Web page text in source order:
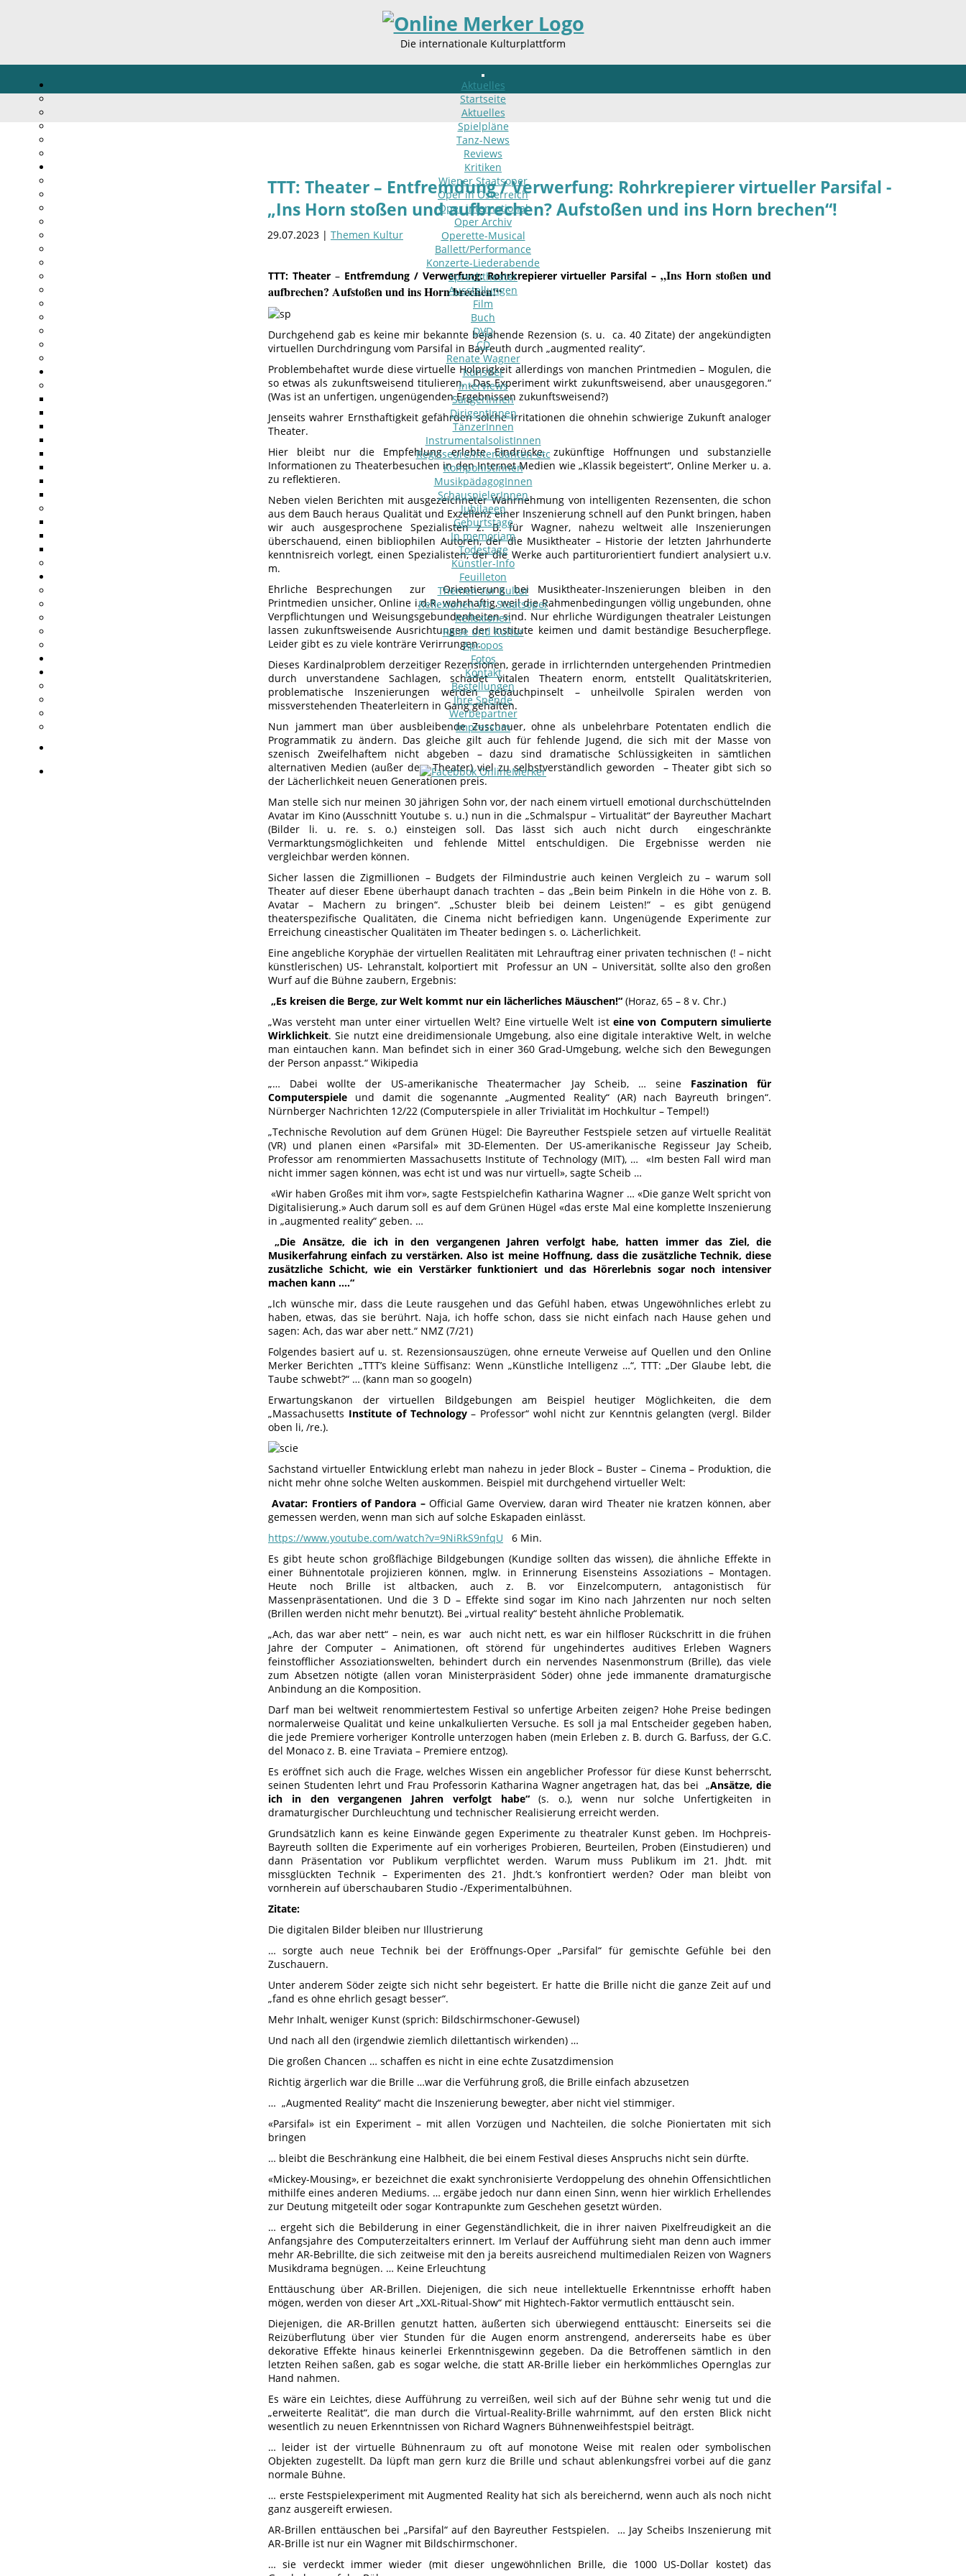
Die internationale Kulturplattform
Aktuelles
Startseite
Aktuelles
Spielpläne
Tanz-News
Reviews
Kritiken
Wiener Staatsoper
Oper in Österreich
Oper international
Oper Archiv
Operette-Musical
Ballett/Performance
Konzerte-Liederabende
Sprechtheater
Ausstellungen
Film
Buch
DVD
CD
Renate Wagner
Künstler
Interviews
SängerInnen
DirigentInnen
TänzerInnen
InstrumentalsolistInnen
Regisseure/Intendanten-etc
KomponistInnen
MusikpädagogInnen
SchauspielerInnen
Jubilaeen
Geburtstage
In memoriam
Todestage
Künstler-Info
Feuilleton
Themen zur Kultur
Reflexionen Wr. Staatsoper
Reflexionen
Reise und Kultur
Apropos
Fotos
Kontakt
Bestellungen
Ihre Spende
Werbepartner
Impressum
TTT: Theater – Entfremdung / Verwerfung: Rohrkrepierer virtueller Parsifal -
„Ins Horn stoßen und aufbrechen? Aufstoßen und ins Horn brechen“!
29.07.2023 | Themen Kultur
TTT: Theater– Entfremdung / Verwerfung: Rohrkrepierer virtueller Parsifal –„Ins Horn stoßen und
aufbrechen? Aufstoßen und ins Horn brechen!“
Durchgehend gab es keine mir bekannte bejahende Rezension (s. u. ca. 40 Zitate) der angekündigten
virtuellen Durchdringung vom Parsifal in Bayreuth durch „augmented reality“.
Problembehaftet wurde diese virtuelle Holprigkeit allerdings von manchen Printmedien – Mogulen, die
so etwas als zukunftsweisend titulieren. „Das Experiment wirkt zukunftsweisend, aber unausgegoren.“
(Was ist an unfertigen, ungenügenden Ergebnissen zukunftsweisend?)
Jenseits wahrer Ernsthaftigkeit gefährden solche Irritationen die ohnehin schwierige Zukunft analoger
Theater.
Hier bleibt nur die Empfehlung erlebte Eindrücke, zukünftige Hoffnungen und substanzielle
Informationen zu Theaterbesuchen in den Internet Medien wie „Klassik begeistert“, Online Merker u. a.
zu reflektieren.
Neben vielen Berichten mit ausgezeichneter Wahrnehmung von intelligenten Rezensenten, die schon
aus dem Bauch heraus Qualität und Exzellenz einer Inszenierung schnell auf den Punkt bringen, haben
wir auch ausgesprochene Spezialisten z. B. für Wagner, nahezu weltweit alle Inszenierungen
überschauend, einen bibliophilen Autoren, der die Musiktheater – Historie der letzten Jahrhunderte
kenntnisreich vorlegt, einen Spezialisten, der die Werke auch partiturorientiert fundiert analysiert u.v.
m.
Ehrliche Besprechungen zur Orientierung bei Musiktheater-Inszenierungen bleiben in den
Printmedien unsicher, Online i.d.R. wahrhaftig, weil die Rahmenbedingungen völlig ungebunden, ohne
Verpflichtungen und Weisungsgebundenheiten sind. Nur ehrliche Würdigungen theatraler Leistungen
lassen zukunftsweisende Ausrichtungen der Institute keimen und damit beständige Besucherpflege.
Leider gibt es zu viele konträre Verirrungen.
Dieses Kardinalproblem derzeitiger Rezensionen, gerade in irrlichternden untergehenden Printmedien
durch unverstandene Sachlagen, schadet vitalen Theatern enorm, entstellt Qualitätskriterien,
problematische Inszenierungen werden gebauchpinselt – unheilvolle Spiralen werden von
missverstehenden Theaterleitern in Gang gehalten.
Nun jammert man über ausbleibende Zuschauer, ohne als unbelehrbare Potentaten endlich die
Programmatik zu ändern. Das gleiche gilt auch für fehlende Jugend, die sich mit der Masse von
szenisch Zweifelhaftem nicht abgeben – dazu sind dramatische Schlüssigkeiten in sämtlichen
alternativen Medien (außer dem Theater) viel zu selbstverständlich geworden – Theater gibt sich so
der Lächerlichkeit neuen Generationen preis.
Man stelle sich nur meinen 30 jährigen Sohn vor, der nach einem virtuell emotional durchschüttelnden
Avatar im Kino (Ausschnitt Youtube s. u.) nun in die „Schmalspur – Virtualität“ der Bayreuther Machart
(Bilder li. u. re. s. o.) einsteigen soll. Das lässt sich auch nicht durch eingeschränkte
Vermarktungsmöglichkeiten und fehlende Mittel entschuldigen. Die Ergebnisse werden nie
vergleichbar werden können.
Sicher lassen die Zigmillionen – Budgets der Filmindustrie auch keinen Vergleich zu – warum soll
Theater auf dieser Ebene überhaupt danach trachten – das „Bein beim Pinkeln in die Höhe von z. B.
Avatar – Machern zu bringen“. „Schuster bleib bei deinem Leisten!“ – es gibt genügend
theaterspezifische Qualitäten, die Cinema nicht befriedigen kann. Ungenügende Experimente zur
Erreichung cineastischer Qualitäten im Theater bedingen s. o. Lächerlichkeit.
Eine angebliche Koryphäe der virtuellen Realitäten mit Lehrauftrag einer privaten technischen (! – nicht
künstlerischen) US- Lehranstalt, kolportiert mit Professur an UN – Universität, sollte also den großen
Wurf auf die Bühne zaubern, Ergebnis:
„Es kreisen die Berge, zur Welt kommt nur ein lächerliches Mäuschen!“ (Horaz, 65 – 8 v. Chr.)
„Was versteht man unter einer virtuellen Welt? Eine virtuelle Welt ist eine von Computern simulierte
Wirklichkeit. Sie nutzt eine dreidimensionale Umgebung, also eine digitale interaktive Welt, in welche
man eintauchen kann. Man befindet sich in einer 360 Grad-Umgebung, welche sich den Bewegungen
der Person anpasst.“ Wikipedia
„… Dabei wollte der US-amerikanische Theatermacher Jay Scheib, … seine Faszination für
Computerspiele und damit die sogenannte „Augmented Reality“ (AR) nach Bayreuth bringen“.
Nürnberger Nachrichten 12/22 (Computerspiele in aller Trivialität im Hochkultur – Tempel!)
„Technische Revolution auf dem Grünen Hügel: Die Bayreuther Festspiele setzen auf virtuelle Realität
(VR) und planen einen «Parsifal» mit 3D-Elementen. Der US-amerikanische Regisseur Jay Scheib,
Professor am renommierten Massachusetts Institute of Technology (MIT), … «Im besten Fall wird man
nicht immer sagen können, was echt ist und was nur virtuell», sagte Scheib …
«Wir haben Großes mit ihm vor», sagte Festspielchefin Katharina Wagner … «Die ganze Welt spricht von
Digitalisierung.» Auch darum soll es auf dem Grünen Hügel «das erste Mal eine komplette Inszenierung
in „augmented reality“ geben. …
„Die Ansätze, die ich in den vergangenen Jahren verfolgt habe, hatten immer das Ziel, die
Musikerfahrung einfach zu verstärken. Also ist meine Hoffnung, dass die zusätzliche Technik, diese
zusätzliche Schicht, wie ein Verstärker funktioniert und das Hörerlebnis sogar noch intensiver
machen kann ….“
„Ich wünsche mir, dass die Leute rausgehen und das Gefühl haben, etwas Ungewöhnliches erlebt zu
haben, etwas, das sie berührt. Naja, ich hoffe schon, dass sie nicht einfach nach Hause gehen und
sagen: Ach, das war aber nett.“ NMZ (7/21)
Folgendes basiert auf u. st. Rezensionsauszügen, ohne erneute Verweise auf Quellen und den Online
Merker Berichten „TTT’s kleine Süffisanz: Wenn „Künstliche Intelligenz …“, TTT: „Der Glaube lebt, die
Taube schwebt?“ … (kann man so googeln)
Erwartungskanon der virtuellen Bildgebungen am Beispiel heutiger Möglichkeiten, die dem
„Massachusetts Institute of Technology– Professor“ wohl nicht zur Kenntnis gelangten (vergl. Bilder
oben li, /re.).
Sachstand virtueller Entwicklung erlebt man nahezu in jeder Block – Buster – Cinema – Produktion, die
nicht mehr ohne solche Welten auskommen. Beispiel mit durchgehend virtueller Welt:
Avatar: Frontiers of Pandora –Official Game Overview, daran wird Theater nie kratzen können, aber
gemessen werden, wenn man sich auf solche Eskapaden einlässt.
https://www.youtube.com/watch?v=9NiRkS9nfqU 6 Min.
Es gibt heute schon großflächige Bildgebungen (Kundige sollten das wissen), die ähnliche Effekte in
einer Bühnentotale projizieren können, mglw. in Erinnerung Eisensteins Assoziations – Montagen.
Heute noch Brille ist altbacken, auch z. B. vor Einzelcomputern, antagonistisch für
Massenpräsentationen. Und die 3 D – Effekte sind sogar im Kino nach Jahrzenten nur noch selten
(Brillen werden nicht mehr benutzt). Bei „virtual reality“ besteht ähnliche Problematik.
„Ach, das war aber nett“ – nein, es war auch nicht nett, es war ein hilfloser Rückschritt in die frühen
Jahre der Computer – Animationen, oft störend für ungehindertes auditives Erleben Wagners
feinstofflicher Assoziationswelten, behindert durch ein nervendes Nasenmonstrum (Brille), das viele
zum Absetzen nötigte (allen voran Ministerpräsident Söder) ohne jede immanente dramaturgische
Anbindung an die Komposition.
Darf man bei weltweit renommiertestem Festival so unfertige Arbeiten zeigen? Hohe Preise bedingen
normalerweise Qualität und keine unkalkulierten Versuche. Es soll ja mal Entscheider gegeben haben,
die jede Premiere vorheriger Kontrolle unterzogen haben (mein Erleben z. B. durch G. Barfuss, der G.C.
del Monaco z. B. eine Traviata – Premiere entzog).
Es eröffnet sich auch die Frage, welches Wissen ein angeblicher Professor für diese Kunst beherrscht,
seinen Studenten lehrt und Frau Professorin Katharina Wagner angetragen hat, das bei „Ansätze, die
ich in den vergangenen Jahren verfolgt habe“(s. o.), wenn nur solche Unfertigkeiten in
dramaturgischer Durchleuchtung und technischer Realisierung erreicht werden.
Grundsätzlich kann es keine Einwände gegen Experimente zu theatraler Kunst geben. Im Hochpreis-
Bayreuth sollten die Experimente auf ein vorheriges Probieren, Beurteilen, Proben (Einstudieren) und
dann Präsentation vor Publikum verpflichtet werden. Warum muss Publikum im 21. Jhdt. mit
missglückten Technik – Experimenten des 21. Jhdt.’s konfrontiert werden? Oder man bleibt von
vornherein auf überschaubaren Studio -/Experimentalbühnen.
Zitate:
Die digitalen Bilder bleiben nur Illustrierung
… sorgte auch neue Technik bei der Eröffnungs-Oper „Parsifal“ für gemischte Gefühle bei den
Zuschauern.
Unter anderem Söder zeigte sich nicht sehr begeistert. Er hatte die Brille nicht die ganze Zeit auf und
„fand es ohne ehrlich gesagt besser“.
Mehr Inhalt, weniger Kunst (sprich: Bildschirmschoner-Gewusel)
Und nach all den (irgendwie ziemlich dilettantisch wirkenden) …
Die großen Chancen … schaffen es nicht in eine echte Zusatzdimension
Richtig ärgerlich war die Brille …war die Verführung groß, die Brille einfach abzusetzen
… „Augmented Reality“ macht die Inszenierung bewegter, aber nicht viel stimmiger.
«Parsifal» ist ein Experiment – mit allen Vorzügen und Nachteilen, die solche Pioniertaten mit sich
bringen
… bleibt die Beschränkung eine Halbheit, die bei einem Festival dieses Anspruchs nicht sein dürfte.
«Mickey-Mousing», er bezeichnet die exakt synchronisierte Verdoppelung des ohnehin Offensichtlichen
mithilfe eines anderen Mediums. … ergäbe jedoch nur dann einen Sinn, wenn hier wirklich Erhellendes
zur Deutung mitgeteilt oder sogar Kontrapunkte zum Geschehen gesetzt würden.
… ergeht sich die Bebilderung in einer Gegenständlichkeit, die in ihrer naiven Pixelfreudigkeit an die
Anfangsjahre des Computerzeitalters erinnert. Im Verlauf der Aufführung sieht man denn auch immer
mehr AR-Bebrillte, die sich zeitweise mit den ja bereits ausreichend multimedialen Reizen von Wagners
Musikdrama begnügen. … Keine Erleuchtung
Enttäuschung über AR-Brillen. Diejenigen, die sich neue intellektuelle Erkenntnisse erhofft haben
mögen, werden von dieser Art „XXL-Ritual-Show“ mit Hightech-Faktor vermutlich enttäuscht sein.
Diejenigen, die AR-Brillen genutzt hatten, äußerten sich überwiegend enttäuscht: Einerseits sei die
Reizüberflutung über vier Stunden für die Augen enorm anstrengend, andererseits habe es über
dekorative Effekte hinaus keinerlei Erkenntnisgewinn gegeben. Da die Betroffenen sämtlich in den
letzten Reihen saßen, gab es sogar welche, die statt AR-Brille lieber ein herkömmliches Opernglas zur
Hand nahmen.
Es wäre ein Leichtes, diese Aufführung zu verreißen, weil sich auf der Bühne sehr wenig tut und die
„erweiterte Realität“, die man durch die Virtual-Reality-Brille wahrnimmt, auf den ersten Blick nicht
wesentlich zu neuen Erkenntnissen von Richard Wagners Bühnenweihfestspiel beiträgt.
… leider ist der virtuelle Bühnenraum zu oft auf monotone Weise mit realen oder symbolischen
Objekten zugestellt. Da lüpft man gern kurz die Brille und schaut ablenkungsfrei vorbei auf die ganz
normale Bühne.
… erste Festspielexperiment mit Augmented Reality hat sich als bereichernd, wenn auch als noch nicht
ganz ausgereift erwiesen.
AR-Brillen enttäuschen bei „Parsifal“ auf den Bayreuther Festspielen. … Jay Scheibs Inszenierung mit
AR-Brille ist nur ein Wagner mit Bildschirmschoner.
… sie verdeckt immer wieder (mit dieser ungewöhnlichen Brille, die 1000 US-Dollar kostet) das